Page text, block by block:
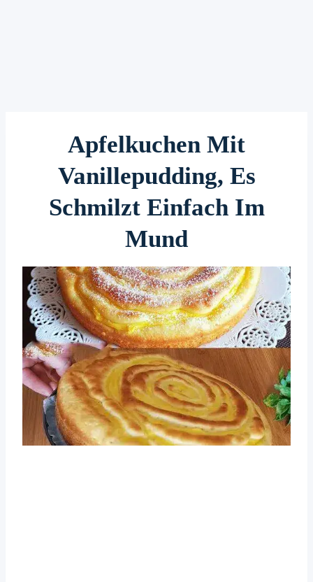
Apfelkuchen Mit
Vanillepudding, Es
Schmilzt Einfach Im
Mund